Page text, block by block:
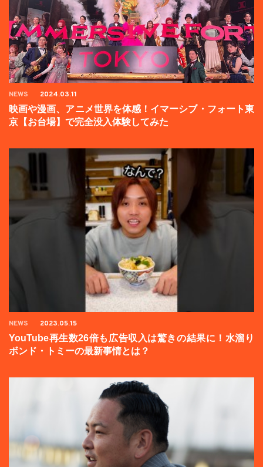
NEWS 2024.03.11
映画や漫画、アニメ世界を体感！イマーシブ・フォート東
京【お台場】で完全没入体験してみた
NEWS 2023.05.15
YouTube再生数26倍も広告収入は驚きの結果に！水溜り
ボンド・トミーの最新事情とは？